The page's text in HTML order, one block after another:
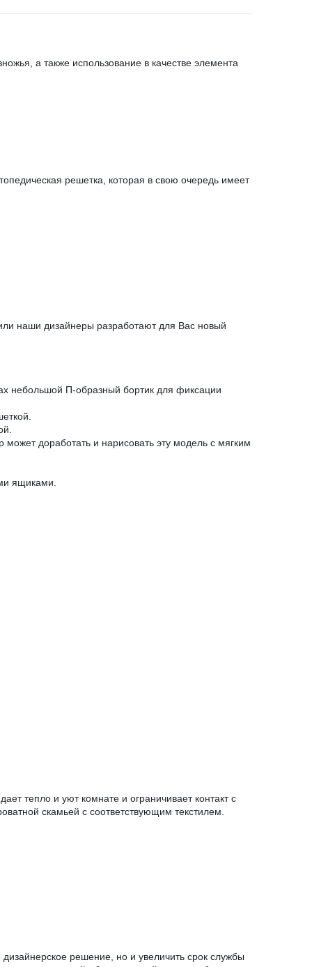
а также использование в качестве элемента
решетка, которая в свою очередь имеет
наши дизайнеры разработают для Вас новый
небольшой П-образный бортик для фиксации
доработать и нарисовать эту модель с мягким
ящиками.
тепло и уют комнате и ограничивает контакт с
скамьей с соответствующим текстилем.
решение, но и увеличить срок службы